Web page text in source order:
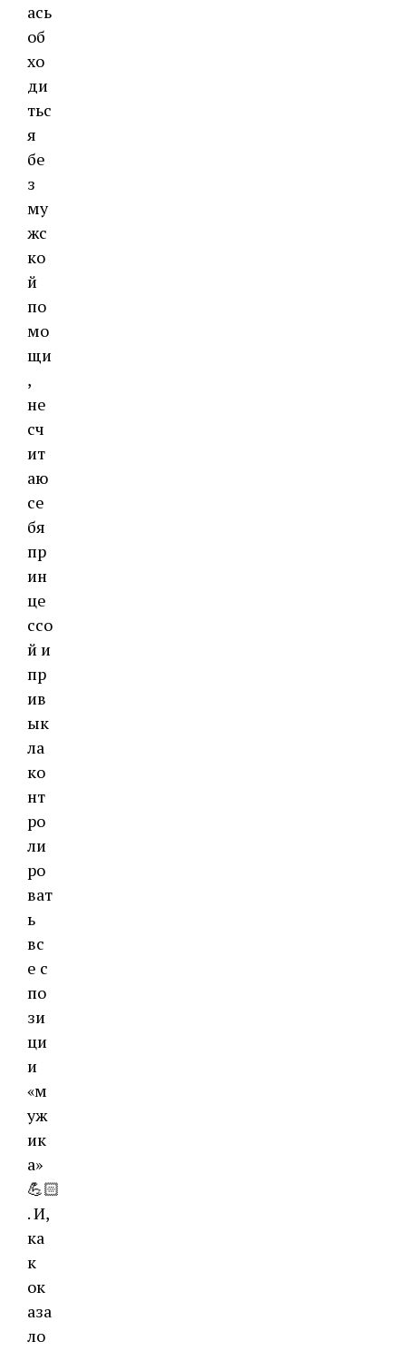
ась
об
хо
ди
тьс
я
бе
з
му
жс
ко
й
по
мо
щи
,
не
сч
ит
аю
се
бя
пр
ин
це
ссо
й и
пр
ив
ык
ла
ко
нт
ро
ли
ро
ват
ь
вс
е с
по
зи
ци
и
«м
уж
ик
а»
💪🏻
. И,
ка
к
ок
аза
ло